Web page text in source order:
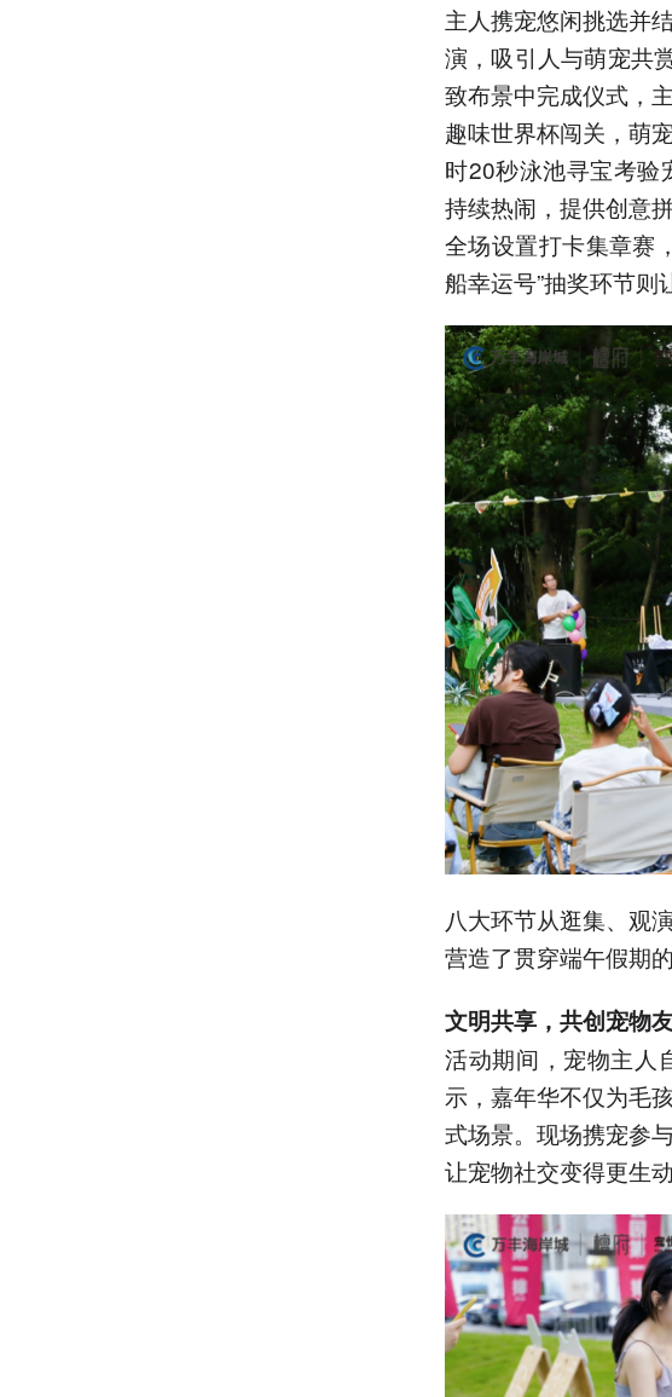
主人携宠悠闲挑选并
演，吸引人与萌宠共
致布景中完成仪式，
趣味世界杯闯关，萌
时20秒泳池寻宝考验
持续热闹，提供创意
全场设置打卡集章赛
船幸运号”抽奖环节则
八大环节从逛集、观
营造了贯穿端午假期
文明共享，共创宠物
活动期间，宠物主人
示，嘉年华不仅为毛
式场景。现场携宠参
让宠物社交变得更生动